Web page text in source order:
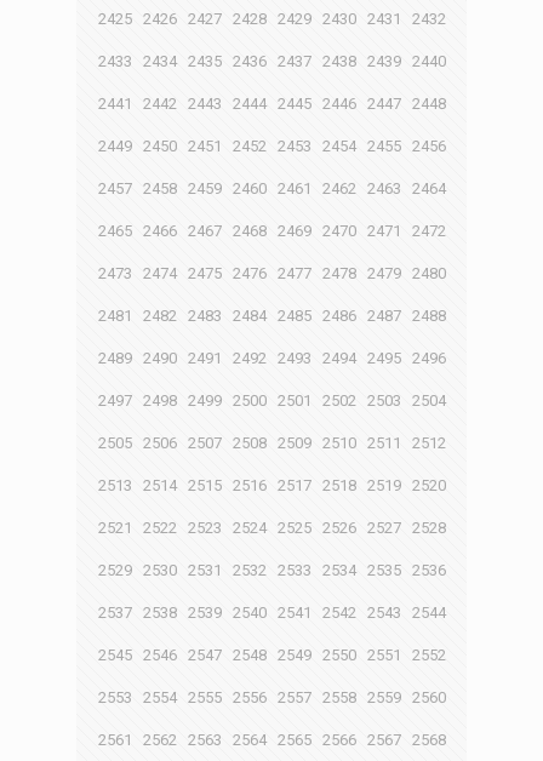
2425 2426 2427 2428 2429 2430 2431 2432
2433 2434 2435 2436 2437 2438 2439 2440
2441 2442 2443 2444 2445 2446 2447 2448
2449 2450 2451 2452 2453 2454 2455 2456
2457 2458 2459 2460 2461 2462 2463 2464
2465 2466 2467 2468 2469 2470 2471 2472
2473 2474 2475 2476 2477 2478 2479 2480
2481 2482 2483 2484 2485 2486 2487 2488
2489 2490 2491 2492 2493 2494 2495 2496
2497 2498 2499 2500 2501 2502 2503 2504
2505 2506 2507 2508 2509 2510 2511 2512
2513 2514 2515 2516 2517 2518 2519 2520
2521 2522 2523 2524 2525 2526 2527 2528
2529 2530 2531 2532 2533 2534 2535 2536
2537 2538 2539 2540 2541 2542 2543 2544
2545 2546 2547 2548 2549 2550 2551 2552
2553 2554 2555 2556 2557 2558 2559 2560
2561 2562 2563 2564 2565 2566 2567 2568